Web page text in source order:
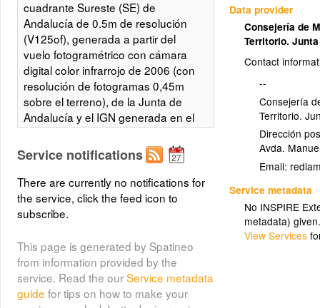
Data provider
Consejería de
Territorio.
Contact
--
Consejería
Territorio.
Dirección
Avda.
Email:
Service metadata
No INSPIRE
metadata)
View Services
cuadrante Sureste (SE) de
Andalucía de 0.5m de resolución
(V125of), generada a partir del
vuelo fotogramétrico con cámara
digital color infrarrojo de 2006 (con
resolución de fotogramas 0,45m
sobre el terreno), de la Junta de
Andalucía y el IGN generada en el
marco de colaboración del
desarrollo del Plan Nacional de
Ortofoto Aérea (PNOA). Integrado
en la Infraestructura de Datos
Espaciales de Andalucía, siguiendo
las directrices del Sistema
Ortofoto del Cuadrante Sureste de
Andalucía, de 0,5m en Color
Infrarrojo (año de Vuelo 2006)
Service notifications
There are currently no notifications for
the service, click the feed icon to
subscribe.
This page is generated by Spatineo
from information provided by the
service. Read the ourService metadata
guide for tips on how to make your